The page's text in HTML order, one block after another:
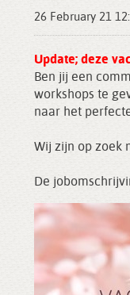
26 February 21
Update; deze
Ben jij een
workshops te
naar het
Wij zijn op zoek
De